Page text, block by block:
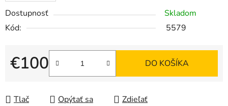
Dostupnosť
Skladom
Kód:
5579
€100
Jednotková cena:
DO KOŠÍKA
Tlač Opýtať sa Zdieľať